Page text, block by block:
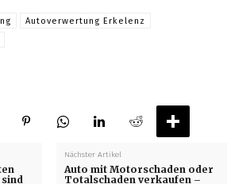
Autoverwertung Erkelenz
Nächster Artikel
Auto mit Motorschaden oder
Totalschaden verkaufen –